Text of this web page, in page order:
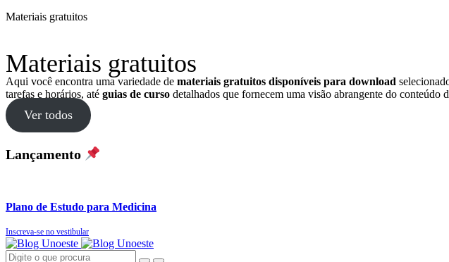
Materiais gratuitos
Materiais gratuitos
Aqui você encontra uma variedade de materiais gratuitos disponíveis para download
tarefas e horários, até guias de curso detalhados que fornecem uma visão abrangente do conteúdo
Ver todos
Lançamento
Plano de Estudo para Medicina
Inscreva-se no vestibular